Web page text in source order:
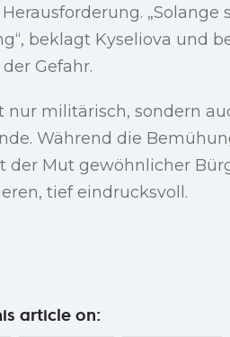
„Solange
beklagt Kyseliova und
Gefahr.
nur militärisch, sondern
Während die
Mut gewöhnlicher
tief eindrucksvoll.
article on: